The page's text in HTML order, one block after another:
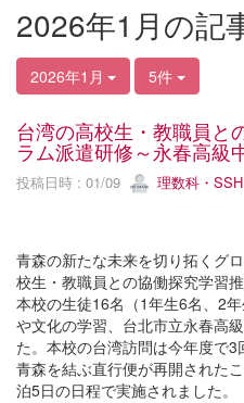
2026年1月の記
2026年1月 5件
台湾の高校生・教職員と
ラム派遣研修～永春高級
投稿日時 : 01/09 理数科・SSH
青森の新たな未来を切り拓くグ
校生・教職員との協働探究学習
本校の生徒16名（1年生6名、2
や文化の学習、台北市立永春高
た。本校の台湾訪問は今年度で
青森を結ぶ直行便が再開された
泊5日の日程で実施されました。